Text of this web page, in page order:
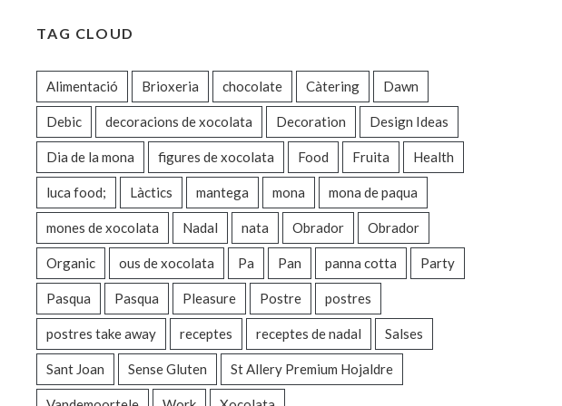
TAG CLOUD
Alimentació Brioxeria chocolate Càtering Dawn
Debic decoracions de xocolata Decoration Design Ideas
Dia de la mona figures de xocolata Food Fruita Health
luca food; Làctics mantega mona mona de paqua
mones de xocolata Nadal nata Obrador Obrador
Organic ous de xocolata Pa Pan panna cotta Party
Pasqua Pasqua Pleasure Postre postres
postres take away receptes receptes de nadal Salses
Sant Joan Sense Gluten St Allery Premium Hojaldre